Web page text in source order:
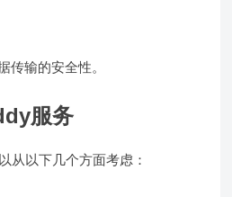
传输的安全性。
服务
从以下几个方面考虑：